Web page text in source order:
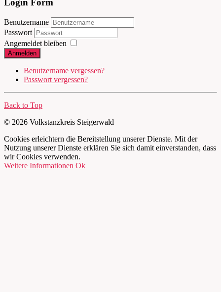
Login Form
Benutzername
Passwort
Angemeldet bleiben
Anmelden
Benutzername vergessen?
Passwort vergessen?
Back to Top
© 2026 Volkstanzkreis Steigerwald
Cookies erleichtern die Bereitstellung unserer Dienste. Mit der
Nutzung unserer Dienste erklären Sie sich damit einverstanden, dass
wir Cookies verwenden.
Weitere Informationen Ok